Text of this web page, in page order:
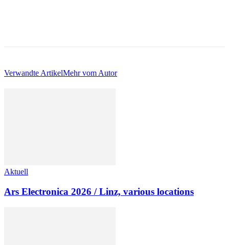
Verwandte ArtikelMehr vom Autor
Aktuell
Ars Electronica 2026 / Linz, various locations